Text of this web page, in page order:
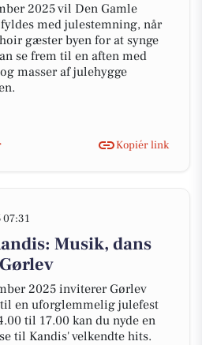
2025 vil Den Gamle
med julestemning, når
gæster byen for at synge
se frem til en aften med
masser af julehygge
Kopiér link
07:31
Musik, dans
2025 inviterer Gørlev
en uforglemmelig julefest
til 17.00 kan du nyde en
til Kandis' velkendte hits.